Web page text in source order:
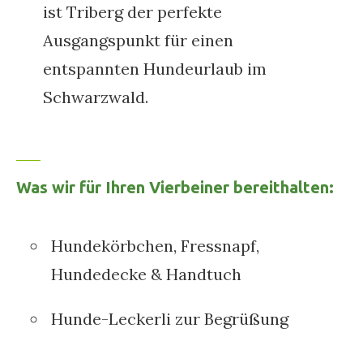
ist Triberg der perfekte
Ausgangspunkt für einen
entspannten Hundeurlaub im
Schwarzwald.
Was wir für Ihren Vierbeiner bereithalten:
Hundekörbchen, Fressnapf,
Hundedecke & Handtuch
Hunde-Leckerli zur Begrüßung